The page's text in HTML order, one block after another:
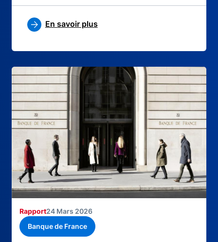
En savoir plus
Rapport24 Mars 2026
Banque de France